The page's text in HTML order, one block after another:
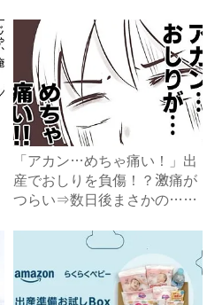
「アカン…めちゃ痛い！」出
産でおしりを負傷！？激痛が
つらい⇒数日後まさかの…